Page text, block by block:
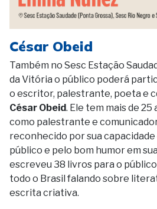
César Obeid
Também no Sesc Estação
da Vitória o público poderá
o escritor, palestrante, poeta e
César Obeid. Ele tem mais de
como palestrante e
reconhecido por sua
público e pelo bom humor em
escreveu 38 livros para o
todo o Brasil falando sobre
escrita criativa.